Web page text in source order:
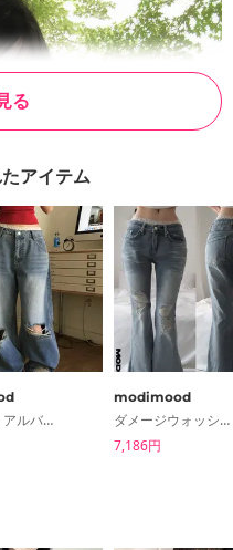
る
アイテム
サンダーリアルバルーンダメージワイドデニムパンツ
modimood
ダメージウォッシングブーツカットセミロウパンツ
7,186円